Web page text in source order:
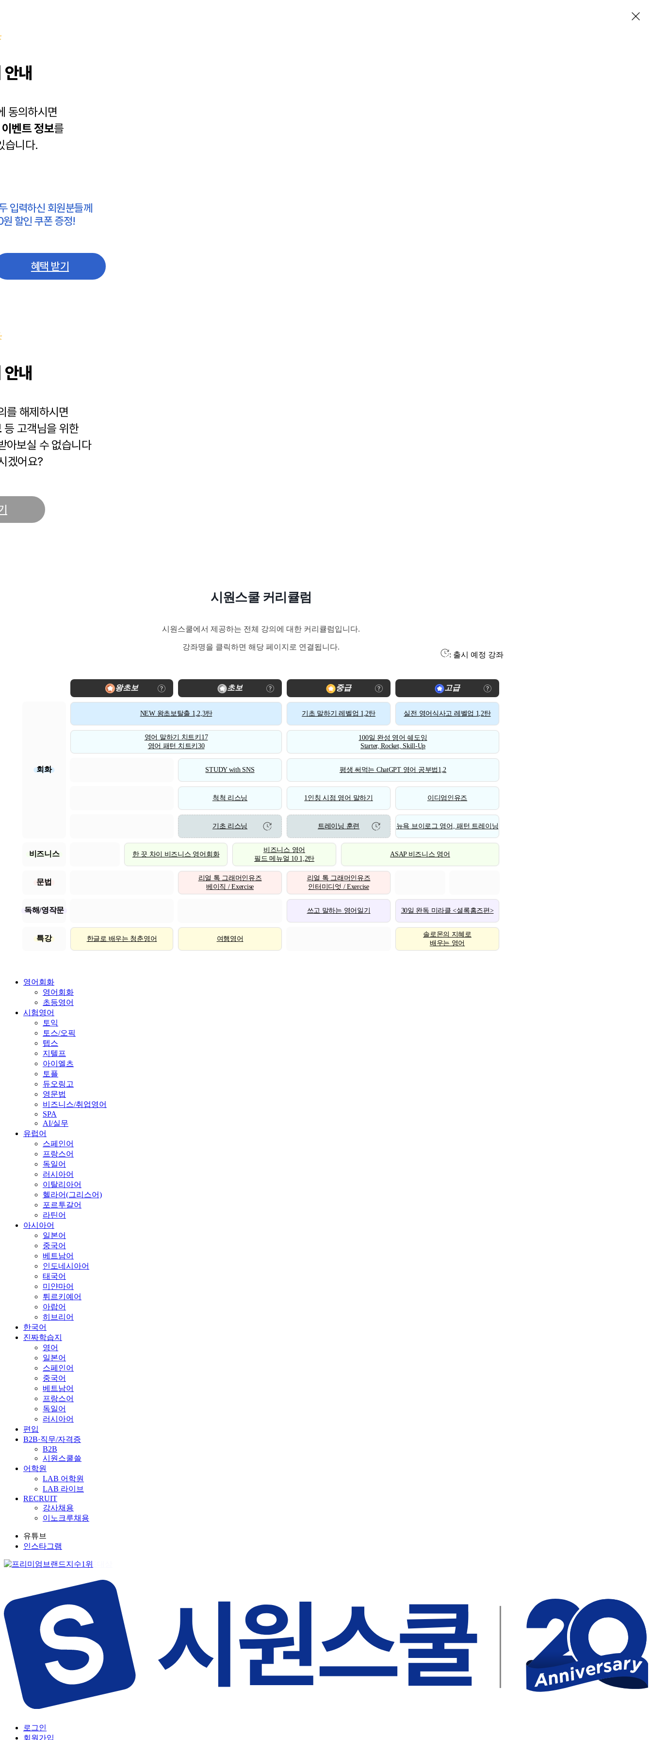
내
동의하시면
이벤트 정보를
습니다.
입력하신 회원분들께
할인 쿠폰 증정!
혜택 받기
내
를 해제하시면
등 고객님을 위한
아보실 수 없습니다
겠어요?
시원스쿨 커리큘럼
시원스쿨에서 제공하는 전체 강의에 대한 커리큘럼입니다.
강좌명을 클릭하면 해당 페이지로 연결됩니다.
: 출시 예정 강좌
왕초보 초보 중급 고급
회화
NEW 왕초보탈출 1,2,3탄 기초 말하기 레벨업 1,2탄 실전 영어식사고 레벨업 1,2탄
영어 말하기 치트키17
영어 패턴 치트키30
100일 완성 영어 쉐도잉
Starter, Rocket, Skill-Up
STUDY with SNS 평생 써먹는 ChatGPT 영어 공부법1,2
척척 리스닝 1인칭 시점 영어 말하기 이디엄인유즈
기초 리스닝 트레이닝 훈련 뉴욕 브이로그 영어, 패턴 트레이닝
비즈니스 한 끗 차이 비즈니스 영어회화
비즈니스 영어
필드 메뉴얼 10 1,2탄
ASAP 비즈니스 영어
문법
리얼 톡 그래머인유즈
베이직 / Exercise
리얼 톡 그래머인유즈
인터미디엇 / Exercise
독해/영작문 쓰고 말하는 영어일기 30일 완독 미라클 <셜록홈즈편>
특강 한글로 배우는 청춘영어 여행영어
솔로몬의 지혜로
배우는 영어
영어회화
영어회화
초등영어
시험영어
토익
토스/오픽
텝스
지텔프
아이엘츠
토플
듀오링고
영문법
비즈니스/취업영어
SPA
AI/실무
유럽어
스페인어
프랑스어
독일어
러시아어
이탈리아어
헬라어(그리스어)
포르투갈어
라틴어
아시아어
일본어
중국어
베트남어
인도네시아어
태국어
미얀마어
튀르키예어
아랍어
히브리어
한국어
진짜학습지
영어
일본어
스페인어
중국어
베트남어
프랑스어
독일어
러시아어
편입
B2B·직무/자격증
B2B
시원스쿨쓸
어학원
LAB 어학원
LAB 라이브
RECRUIT
강사채용
이노크루채용
유튜브
인스타그램
로그인
회원가입